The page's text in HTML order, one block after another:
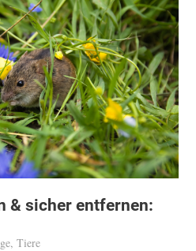
& sicher entfernen:
,Tiere